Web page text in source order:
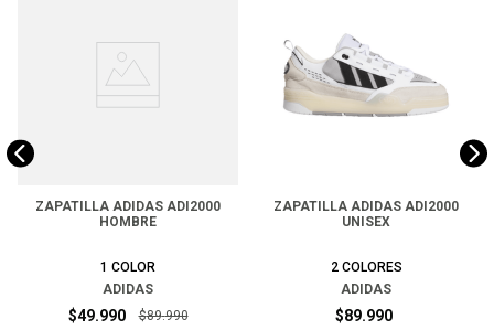
ZAPATILLA ADIDAS ADI2000
HOMBRE
1 COLOR
ADIDAS
$49.990 $89.990
ZAPATILLA ADIDAS ADI2000
UNISEX
2 COLORES
ADIDAS
$89.990